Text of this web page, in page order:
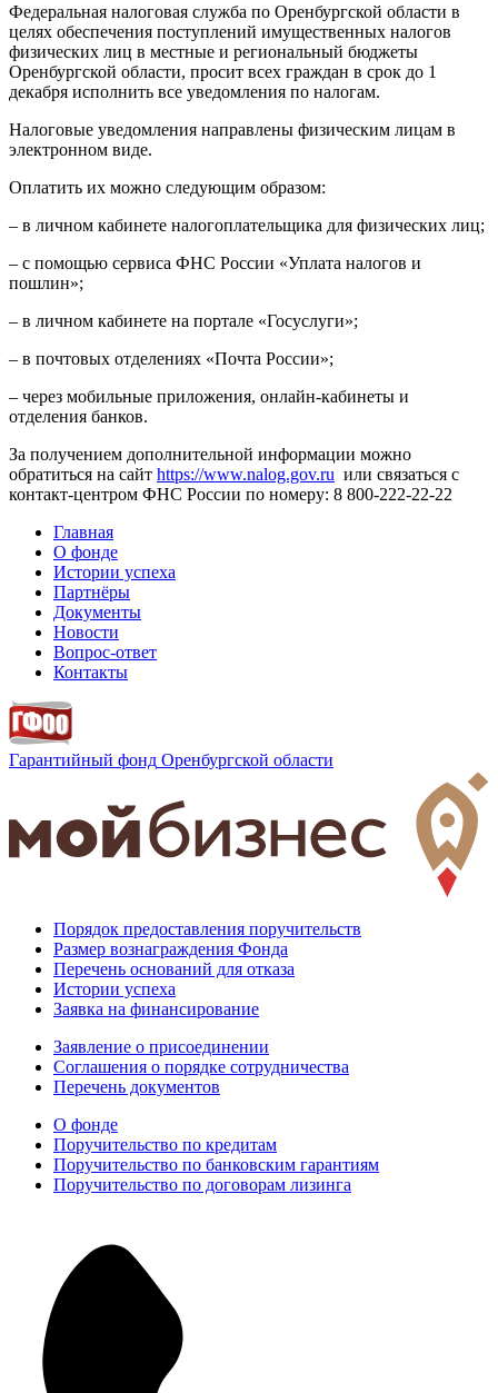
Федеральная налоговая служба по Оренбургской области в
целях обеспечения поступлений имущественных налогов
физических лиц в местные и региональный бюджеты
Оренбургской области, просит всех граждан в срок до 1
декабря исполнить все уведомления по налогам.
Налоговые уведомления направлены физическим лицам в
электронном виде.
Оплатить их можно следующим образом:
– в личном кабинете налогоплательщика для физических лиц;
– с помощью сервиса ФНС России «Уплата налогов и
пошлин»;
– в личном кабинете на портале «Госуслуги»;
– в почтовых отделениях «Почта России»;
– через мобильные приложения, онлайн-кабинеты и
отделения банков.
За получением дополнительной информации можно
обратиться на сайт https://www.nalog.gov.ru или связаться с
контакт-центром ФНС России по номеру: 8 800-222-22-22
Главная
О фонде
Истории успеха
Партнёры
Документы
Новости
Вопрос-ответ
Контакты
Гарантийный фонд Оренбургской области
Порядок предоставления поручительств
Размер вознаграждения Фонда
Перечень оснований для отказа
Истории успеха
Заявка на финансирование
Заявление о присоединении
Соглашения о порядке сотрудничества
Перечень документов
О фонде
Поручительство по кредитам
Поручительство по банковским гарантиям
Поручительство по договорам лизинга